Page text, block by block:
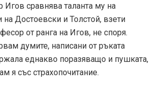
Игов сравнява таланта му на
на Достоевски и Толстой, взети
от ранга на Игов, не споря.
думите, написани от ръката
еднакво поразяващо и пушката,
я със страхопочитание.